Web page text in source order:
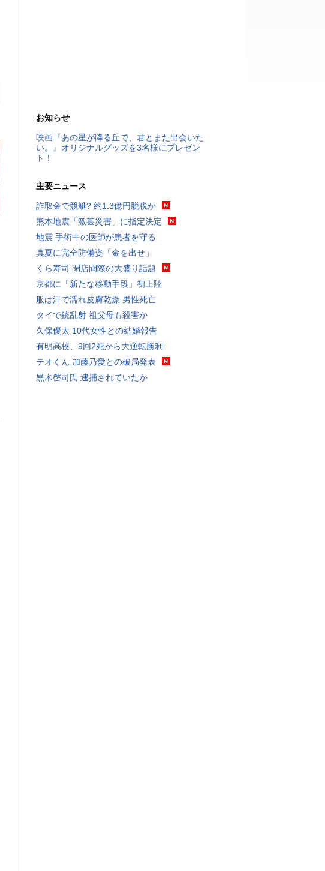
お知らせ
映画『あの星が降る丘で、君とまた出会いた
い。』オリジナルグッズを3名様にプレゼン
ト！
主要ニュース
詐取金で競艇? 約1.3億円脱税か
熊本地震「激甚災害」に指定決定
地震 手術中の医師が患者を守る
真夏に完全防備姿「金を出せ」
くら寿司 閉店間際の大盛り話題
京都に「新たな移動手段」初上陸
服は汗で濡れ皮膚乾燥 男性死亡
タイで銃乱射 祖父母も殺害か
久保優太 10代女性との結婚報告
有明高校、9回2死から大逆転勝利
テオくん 加藤乃愛との破局発表
黒木啓司氏 逮捕されていたか